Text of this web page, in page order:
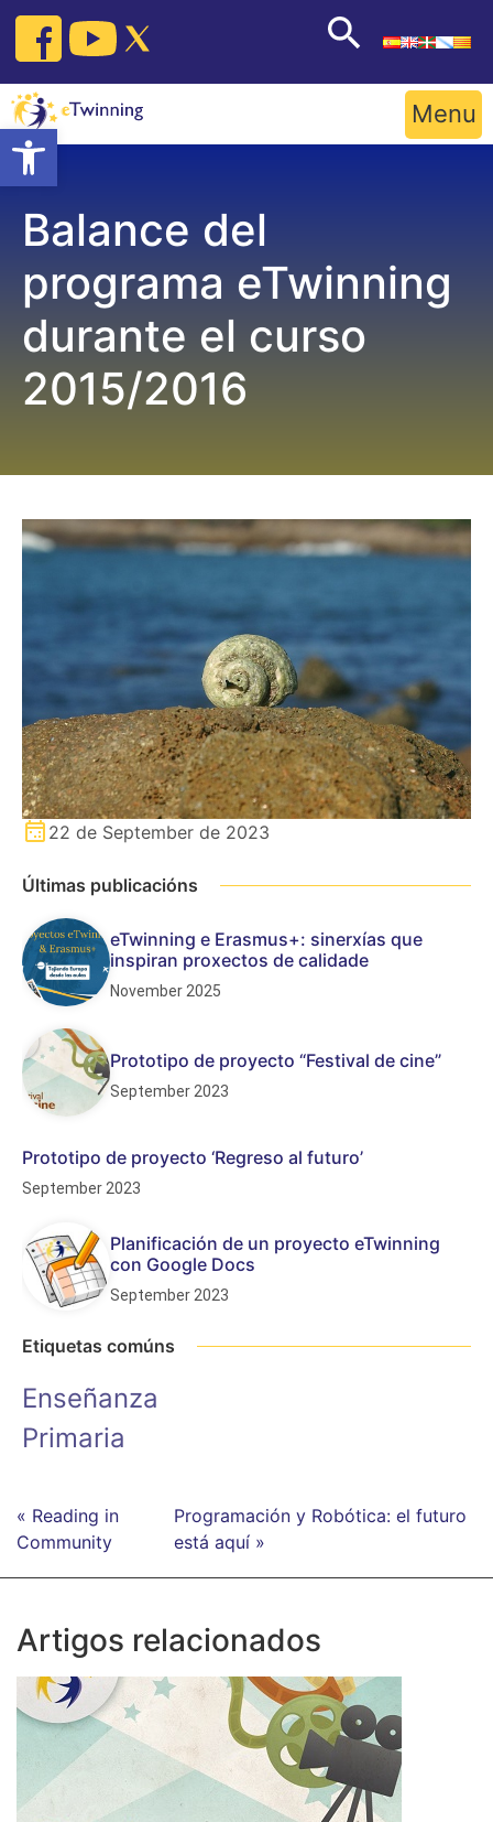
Open toolbar
Skip
content
Menu
Balance del
programa eTwinning
durante el curso
2015/2016
22 de September de 2023
Últimas publicacións
eTwinning e Erasmus+: sinerxías que
inspiran proxectos de calidade
November 2025
Prototipo de proyecto “Festival de cine”
September 2023
Prototipo de proyecto ‘Regreso al futuro’
September 2023
Planificación de un proyecto eTwinning
con Google Docs
September 2023
Etiquetas comúns
Enseñanza
Primaria
« Reading in
Community
Programación y Robótica: el futuro
está aquí »
Artigos relacionados